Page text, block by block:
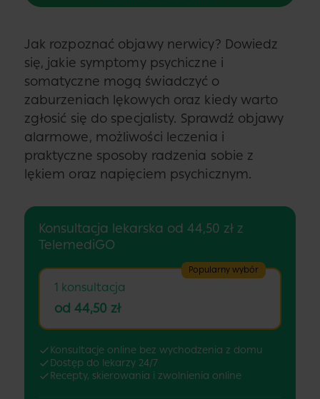
Jak rozpoznać objawy nerwicy? Dowiedz
się, jakie symptomy psychiczne i
somatyczne mogą świadczyć o
zaburzeniach lękowych oraz kiedy warto
zgłosić się do specjalisty. Sprawdź objawy
alarmowe, możliwości leczenia i
praktyczne sposoby radzenia sobie z
lękiem oraz napięciem psychicznym.
Konsultacja lekarska od 44,50 zł z
TelemediGO
Popularny wybór
1 konsultacja
od 44,50 zł
Konsultacje online bez wychodzenia z domu
Dostęp do lekarzy 24/7
Recepty, skierowania i zwolnienia online